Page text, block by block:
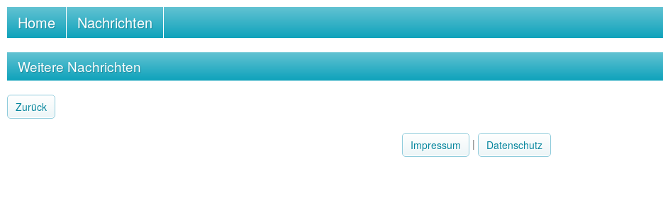
Home Nachrichten
Weitere Nachrichten
Zurück
Impressum | Datenschutz